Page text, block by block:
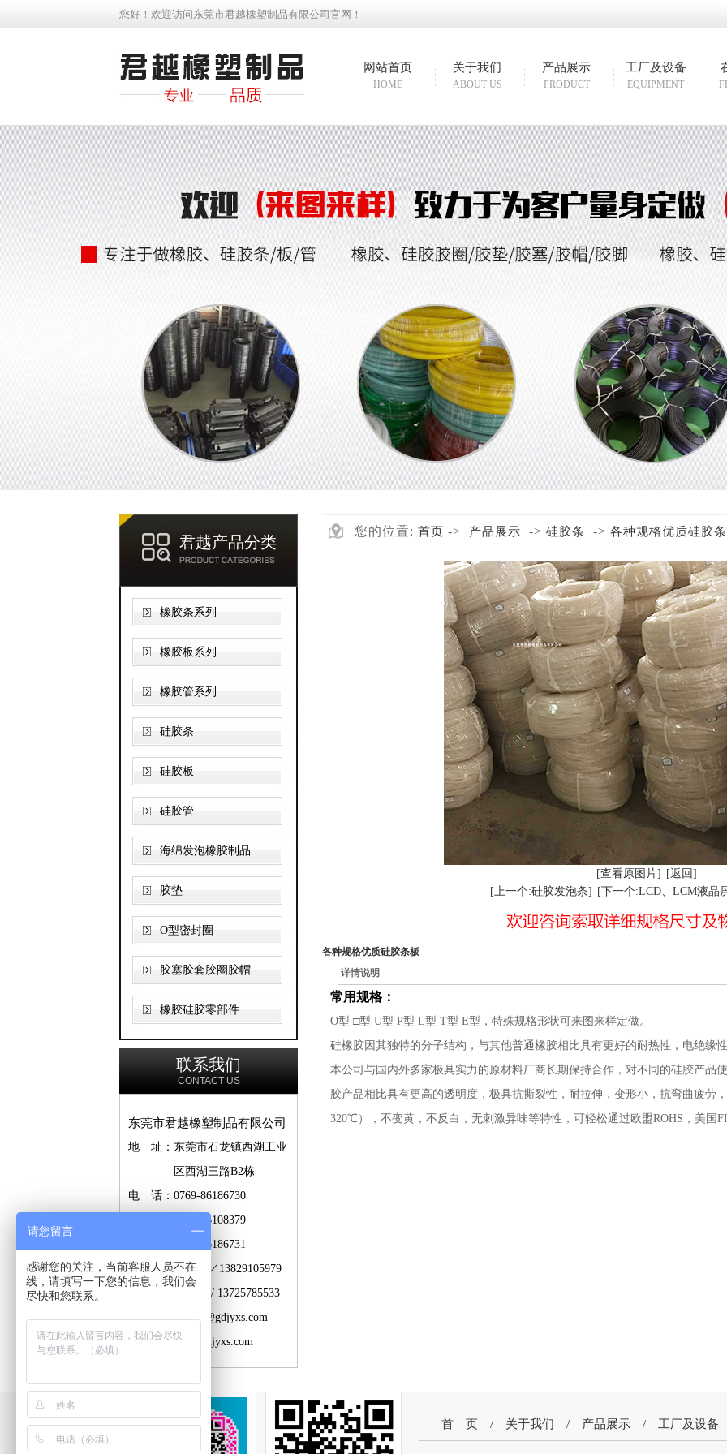
您好！欢迎访问东莞市君越橡塑制品有限公司官网！
网站首页
HOME
关于我们
ABOUT US
产品展示
PRODUCT
工厂及设备
EQUIPMENT
君越产品分类
橡胶条系列
橡胶板系列
橡胶管系列
硅胶条
硅胶板
硅胶管
海绵发泡橡胶制品
胶垫
O型密封圈
胶塞胶套胶圈胶帽
橡胶硅胶零部件
联系我们
CONTACT US
东莞市君越橡塑制品有限公司
地 址：东莞市石龙镇西湖工业
区西湖三路B2栋
电 话：0769-86186730
0769-86108379
传 真：0769-86186731
联系人：吴小姐／13829105979
石先生 / 13725785533
邮 箱：junyue@gdjyxs.com
网 站：www.gdjyxs.com
您的位置: 首页 -> 产品展示 -> 硅胶条 -> 各种规格优质硅胶
[查看原图片]
[返回]
[上一个:硅胶发泡条]
[下一个:LCD、LCM液晶
各种规格优质硅胶条板
详情说明
常用规格：
O型 □型 U型 P型 L型 T型 E型，特殊规格形状可来图来样定做。
硅橡胶因其独特的分子结构，与其他普通橡胶相比具有更好的耐热性，电绝缘
本公司与国内外多家极具实力的原材料厂商长期保持合作，对不同的硅胶产品
胶产品相比具有更高的透明度，极具抗撕裂性，耐拉伸，变形小，抗弯曲疲
320℃），不变黄，不反白，无刺激异味等特性，可轻松通过欧盟ROHS，美国
首 页/ 关于我们 / 产品展示/ 工厂及设备
请您留言
感谢您的关注，当前客服人员不在
线，请填写一下您的信息，我们会
尽快和您联系。